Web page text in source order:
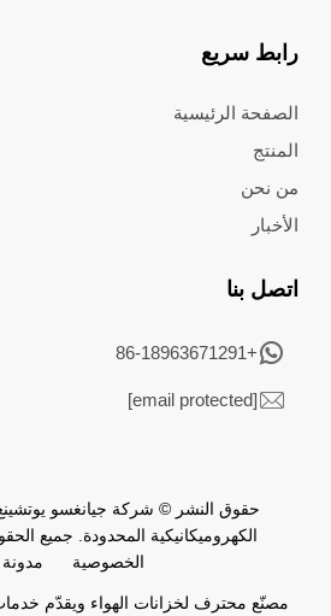
رابط سريع
الصفحة الرئيسية
المنتج
من نحن
الأخبار
اتصل بنا
+86-18963671291
[email protected]
حقوق النشر © شركة جيانغسو
الكهروميكانيكية المحدودة. جميع
الخصوصية
مدونة
مصنّع محترف لخزانات الهواء ويقدّم